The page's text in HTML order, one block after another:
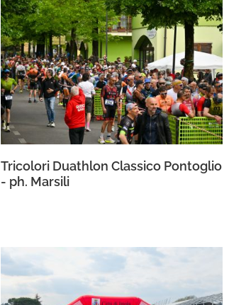
Tricolori Duathlon Classico Pontoglio
- ph. Marsili